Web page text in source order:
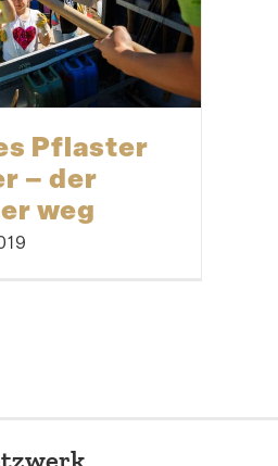
Pflaster
– der
weg